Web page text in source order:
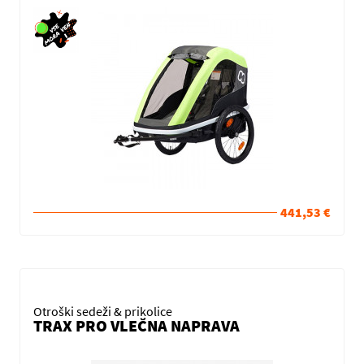
441,53 €
Otroški sedeži & prikolice
TRAX PRO VLEČNA NAPRAVA